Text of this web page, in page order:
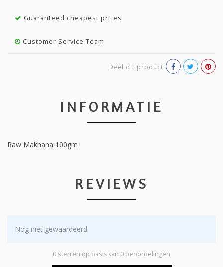
Guaranteed cheapest prices
Customer Service Team
Deel dit product
INFORMATIE
Raw Makhana 100gm
REVIEWS
Nog niet gewaardeerd
0 sterren op basis van 0 beoordelingen